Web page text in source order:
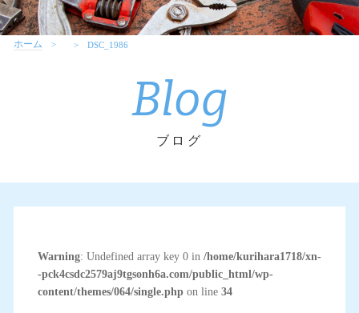
ホーム DSC_1986
Blog
ブログ
Warning: Undefined array key 0 in /home/kurihara1718/xn-
-pck4csdc2579aj9tgsonh6a.com/public_html/wp-
content/themes/064/single.phpon line 34